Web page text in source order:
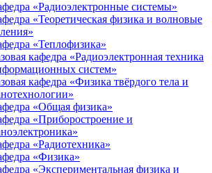
«Радиоэлектронные системы»
«Теоретическая физика и волновые
«Теплофизика»
кафедра «Радиоэлектронная техника
систем»
кафедра «Физика твёрдого тела и
«Общая физика»
«Приборостроение и
«Радиотехника»
«Физика»
«Экспериментальная физика и